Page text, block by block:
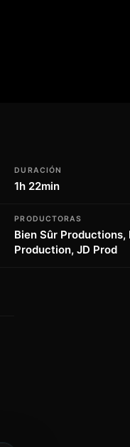
DURACIÓN
1h 22min
PRODUCTORAS
Bien Sûr
Production, JD Prod